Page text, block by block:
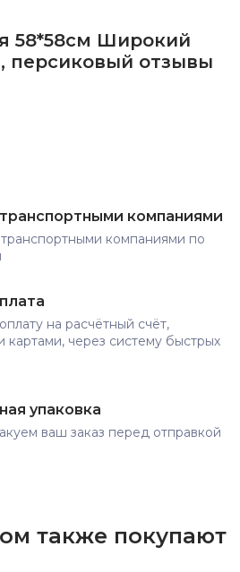
58*58см Широкий
персиковый отзывы
компаниями
компаниями по
на расчётный счёт,
картами, через систему быстрых
упаковка
ваш заказ перед отправкой
также покупают